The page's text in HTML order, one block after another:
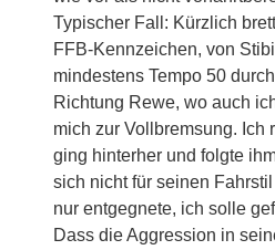
Typischer Fall: Kürzlich
FFB-Kennzeichen, von
mindestens Tempo 50
Richtung Rewe, wo auch
mich zur Vollbremsung. Ich
ging hinterher und folgte
sich nicht für seinen
nur entgegnete, ich solle
Dass die Aggression in